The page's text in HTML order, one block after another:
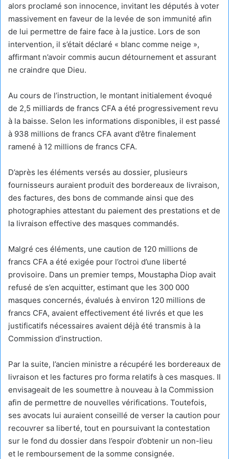
alors proclamé son innocence, invitant les députés à voter
massivement en faveur de la levée de son immunité afin
de lui permettre de faire face à la justice. Lors de son
intervention, il s’était déclaré « blanc comme neige »,
affirmant n’avoir commis aucun détournement et assurant
ne craindre que Dieu.
Au cours de l’instruction, le montant initialement évoqué
de 2,5 milliards de francs CFA a été progressivement revu
à la baisse. Selon les informations disponibles, il est passé
à 938 millions de francs CFA avant d’être finalement
ramené à 12 millions de francs CFA.
D’après les éléments versés au dossier, plusieurs
fournisseurs auraient produit des bordereaux de livraison,
des factures, des bons de commande ainsi que des
photographies attestant du paiement des prestations et de
la livraison effective des masques commandés.
Malgré ces éléments, une caution de 120 millions de
francs CFA a été exigée pour l’octroi d’une liberté
provisoire. Dans un premier temps, Moustapha Diop avait
refusé de s’en acquitter, estimant que les 300 000
masques concernés, évalués à environ 120 millions de
francs CFA, avaient effectivement été livrés et que les
justificatifs nécessaires avaient déjà été transmis à la
Commission d’instruction.
Par la suite, l’ancien ministre a récupéré les bordereaux de
livraison et les factures pro forma relatifs à ces masques. Il
envisageait de les soumettre à nouveau à la Commission
afin de permettre de nouvelles vérifications. Toutefois,
ses avocats lui auraient conseillé de verser la caution pour
recouvrer sa liberté, tout en poursuivant la contestation
sur le fond du dossier dans l’espoir d’obtenir un non-lieu
et le remboursement de la somme consignée.